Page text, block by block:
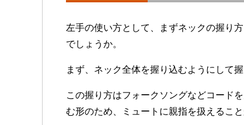
左手の使い方として、まずネックの握り
でしょうか。
まず、ネック全体を握り込むようにして握
この握り方はフォークソングなどコード
む形のため、ミュートに親指を扱えること